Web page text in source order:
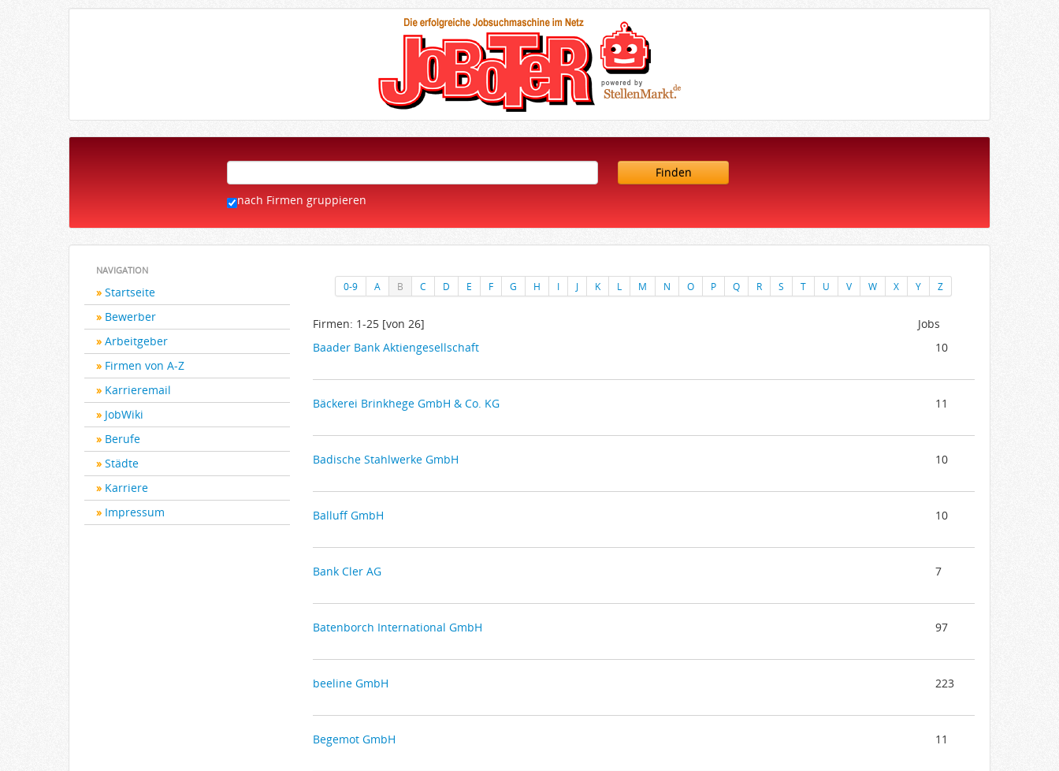
Finden
nach Firmen gruppieren
NAVIGATION
Startseite
Bewerber
Arbeitgeber
Firmen von A-Z
Karrieremail
JobWiki
Berufe
Städte
Karriere
Impressum
0-9 A B C D E F G H I J K L M N O P Q R S T U V W X Y Z
Firmen: 1-25 [von 26]
Jobs
Baader Bank Aktiengesellschaft
10
Bäckerei Brinkhege GmbH & Co. KG 11
Badische Stahlwerke GmbH 10
Balluff GmbH 10
Bank Cler AG 7
Batenborch International GmbH 97
beeline GmbH 223
Begemot GmbH 11